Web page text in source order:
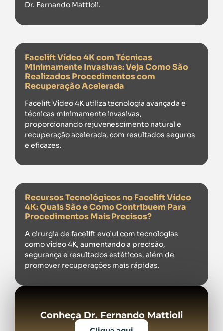
Dr. Fernando Mattioli.
Facelift Vídeo 4K com Técnicas
Minimamente Invasivas: Veja Como São
Realizados Procedimentos com
Recuperação Acelerada
Facelift Vídeo 4K utiliza tecnologia avançada e
técnicas minimamente invasivas,
proporcionando rejuvenescimento natural e
recuperação acelerada, com resultados seguros
e eficazes.
Recursos Tecnológicos no Facelift Vídeo
4K: Quais São e Como Contribuem Para
Procedimentos Mais Precisos?
A cirurgia de facelift evolui com tecnologias
como vídeo 4K, aumentando a precisão,
segurança e resultados estéticos, além de
promover recuperações mais rápidas.
Conheça Dr. Fernando Mattioli